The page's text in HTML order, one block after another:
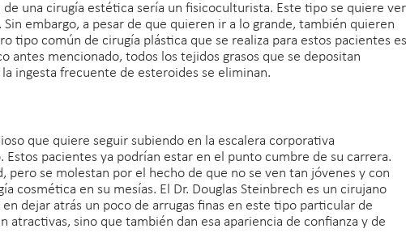
una cirugía estética sería un fisicoculturista. Este tipo se quiere ver
embargo, a pesar de que quieren ir a lo grande, también quieren
tipo común de cirugía plástica que se realiza para estos pacientes es
antes mencionado, todos los tejidos grasos que se depositan
ingesta frecuente de esteroides se eliminan.
que quiere seguir subiendo en la escalera corporativa
pacientes ya podrían estar en el punto cumbre de su carrera.
pero se molestan por el hecho de que no se ven tan jóvenes y con
cosmética en su mesías. El Dr. Douglas Steinbrech es un cirujano
dejar atrás un poco de arrugas finas en este tipo particular de
atractivas, sino que también dan esa apariencia de confianza y de